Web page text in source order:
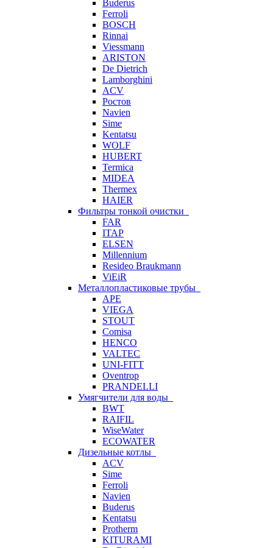
Buderus
Ferroli
BOSCH
Rinnai
Viessmann
ARISTON
De Dietrich
Lamborghini
ACV
Ростов
Navien
Sime
Kentatsu
WOLF
HUBERT
Termica
MIDEA
Thermex
HAIER
Фильтры тонкой очистки
FAR
ITAP
ELSEN
Millennium
Resideo Braukmann
ViEiR
Металлопластиковые трубы
APE
VIEGA
STOUT
Comisa
HENCO
VALTEC
UNI-FITT
Oventrop
PRANDELLI
Умягчители для воды
BWT
RAIFIL
WiseWater
ECOWATER
Дизельные котлы
ACV
Sime
Ferroli
Navien
Buderus
Kentatsu
Protherm
KITURAMI